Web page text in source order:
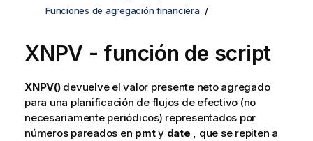
Funciones de agregación financiera
XNPV - función de script
XNPV()devuelve el valor presente neto agregado
para una planificación de flujos de efectivo (no
necesariamente periódicos) representados por
números pareados en pmty date , que se repiten a